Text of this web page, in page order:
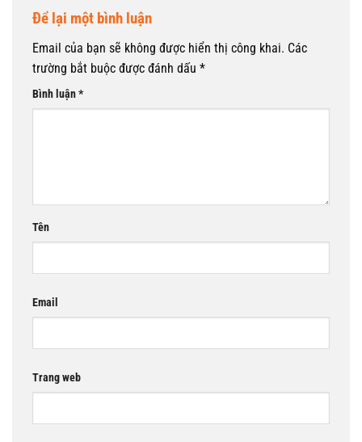
Để lại một bình luận
Email của bạn sẽ không được hiển thị công khai. Các
trường bắt buộc được đánh dấu *
Bình luận*
Tên
Email
Trang web